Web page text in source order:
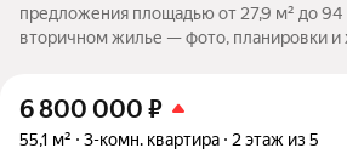
предложения площадью от 27,9 м² до 94
вторичном жилье — фото, планировки и
6 800 000 ₽
55,1 м² 3-комн. квартира 2 этаж из 5